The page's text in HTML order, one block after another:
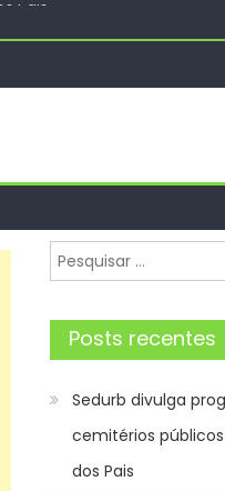
– Prefeitura da
Pesquisar
por:
Posts recentes
Sedurb divulga
cemitérios
dos Pais